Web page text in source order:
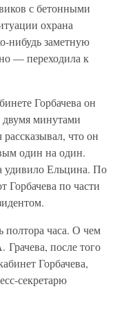
с бетонными
охрана
нибудь заметную
— переходила к
Горбачева он
двумя минутами
что он
один на один.
удивило Ельцина. По
Горбачева по части
полтора часа. О чем
Грачева, после того
Горбачева,
секретарю